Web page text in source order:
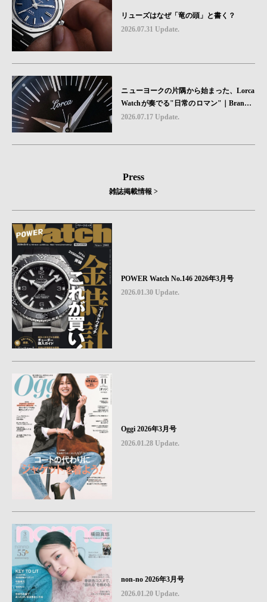
リューズはなぜ「竜の頭」と書く？
2026.07.31 Update.
ニューヨークの片隅から始まった、Lorca
Watchが奏でる"日常のロマン"｜Brand P
icks #08
2026.07.17 Update.
Press
雑誌掲載情報 >
POWER Watch No.146 2026年3月号
2026.01.30 Update.
Oggi 2026年3月号
2026.01.28 Update.
non-no 2026年3月号
2026.01.20 Update.